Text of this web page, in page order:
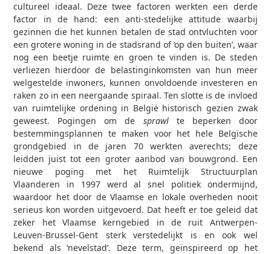
cultureel ideaal. Deze twee factoren werkten een derde
factor in de hand: een anti-stedelijke attitude waarbij
gezinnen die het kunnen betalen de stad ontvluchten voor
een grotere woning in de stadsrand of ‘op den buiten’, waar
nog een beetje ruimte en groen te vinden is. De steden
verliezen hierdoor de belastinginkomsten van hun meer
welgestelde inwoners, kunnen onvoldoende investeren en
raken zo in een neergaande spiraal. Ten slotte is de invloed
van ruimtelijke ordening in België historisch gezien zwak
geweest. Pogingen om de sprawlte beperken door
bestemmingsplannen te maken voor het hele Belgische
grondgebied in de jaren 70 werkten averechts; deze
leidden juist tot een groter aanbod van bouwgrond. Een
nieuwe poging met het Ruimtelijk Structuurplan
Vlaanderen in 1997 werd al snel politiek ondermijnd,
waardoor het door de Vlaamse en lokale overheden nooit
serieus kon worden uitgevoerd. Dat heeft er toe geleid dat
zeker het Vlaamse kerngebied in de ruit Antwerpen-
Leuven-Brussel-Gent sterk verstedelijkt is en ook wel
bekend als ‘nevelstad’. Deze term, geïnspireerd op het